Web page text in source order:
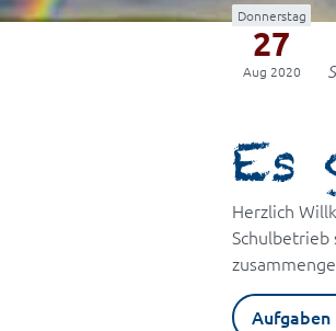
Donnerstag
27
Aug 2020
Es
Herzlich
Aufgaben